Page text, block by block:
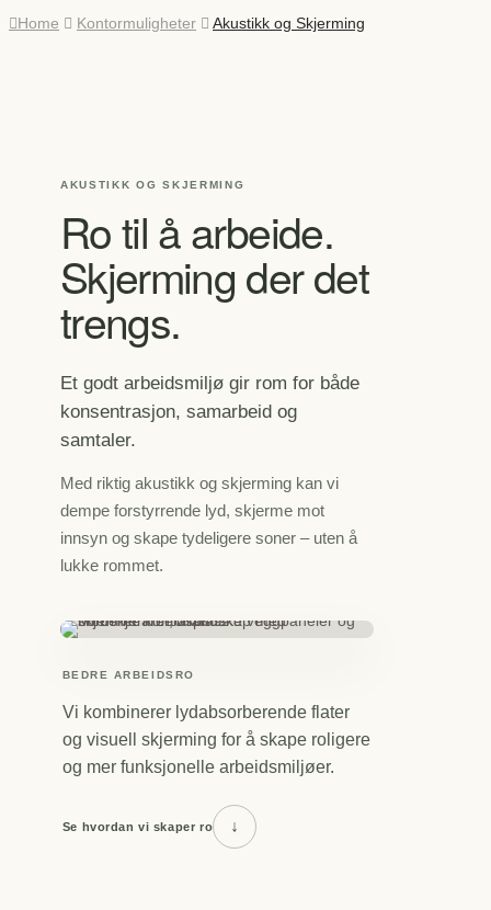
Home Kontormuligheter Akustikk og Skjerming
AKUSTIKK OG SKJERMING
Ro til å arbeide.
Skjerming der det
trengs.
Et godt arbeidsmiljø gir rom for både
konsentrasjon, samarbeid og
samtaler.
Med riktig akustikk og skjerming kan vi
dempe forstyrrende lyd, skjerme mot
innsyn og skape tydeligere soner – uten å
lukke rommet.
BEDRE ARBEIDSRO
Vi kombinerer lydabsorberende flater
og visuell skjerming for å skape roligere
og mer funksjonelle arbeidsmiljøer.
Se hvordan vi skaper ro ↓